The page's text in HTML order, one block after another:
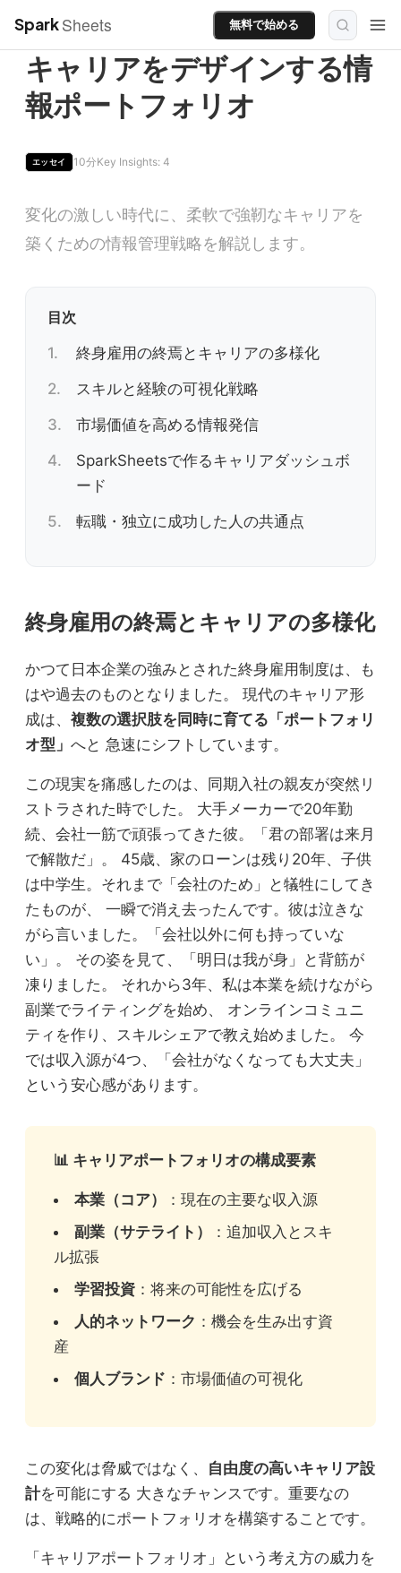
SparkSheets 無料で始める
キャリアをデザインする情
報ポートフォリオ
エッセイ 10分Key Insights: 4
変化の激しい時代に、柔軟で強靭なキャリアを
築くための情報管理戦略を解説します。
目次
終身雇用の終焉とキャリアの多様化
スキルと経験の可視化戦略
市場価値を高める情報発信
SparkSheetsで作るキャリアダッシュボ
ード
転職・独立に成功した人の共通点
終身雇用の終焉とキャリアの多様化
かつて日本企業の強みとされた終身雇用制度は、も
はや過去のものとなりました。 現代のキャリア形
成は、 複数の選択肢を同時に育てる「ポートフォリ
オ型」 へと 急速にシフトしています。
この現実を痛感したのは、同期入社の親友が突然リ
ストラされた時でした。 大手メーカーで20年勤
続、会社一筋で頑張ってきた彼。「君の部署は来月
で解散だ」。 45歳、家のローンは残り20年、子供
は中学生。それまで「会社のため」と犠牲にしてき
たものが、 一瞬で消え去ったんです。彼は泣きな
がら言いました。「会社以外に何も持っていな
い」。 その姿を見て、「明日は我が身」と背筋が
凍りました。 それから3年、私は本業を続けながら
副業でライティングを始め、 オンラインコミュニ
ティを作り、スキルシェアで教え始めました。 今
では収入源が4つ、「会社がなくなっても大丈夫」
という安心感があります。
📊 キャリアポートフォリオの構成要素
本業（コア）
：現在の主要な収入源
副業（サテライト）
：追加収入とスキ
ル拡張
学習投資 ：将来の可能性を広げる
人的ネットワーク ：機会を生み出す資
産
個人ブランド ：市場価値の可視化
この変化は脅威ではなく、 自由度の高いキャリア設
計を可能にする 大きなチャンスです。重要なの
は、戦略的にポートフォリオを構築することです。
「キャリアポートフォリオ」という考え方の威力を